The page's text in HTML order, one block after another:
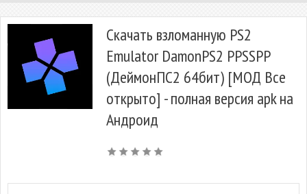
Скачать взломанную PS2
Emulator DamonPS2 PPSSPP
(ДеймонПС2 64бит) [МОД Все
открыто] - полная версия apk на
Андроид